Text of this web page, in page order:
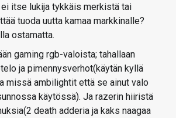
itse lukija tykkäis merkistä tai
tuoda uutta kamaa markkinalle?
ostamatta.
gaming rgb-valoista; tahallaan
ja pimennysverhot(käytän kyllä
missä ambilightit että se ainut valo
käytössä). Ja razerin hiiristä
death adderia ja kaks naagaa